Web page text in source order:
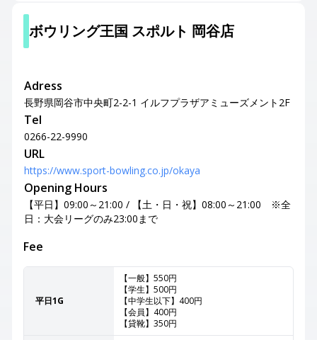
ボウリング王国 スポルト 岡谷店
Adress
長野県岡谷市中央町2-2-1 イルフプラザアミューズメント2F
Tel
0266-22-9990
URL
https://www.sport-bowling.co.jp/okaya
Opening Hours
【平日】09:00～21:00 / 【土・日・祝】08:00～21:00 ※全
日：大会リーグのみ23:00まで
Fee
平日1G
【一般】550円
【学生】500円
【中学生以下】400円
【会員】400円
【貸靴】350円